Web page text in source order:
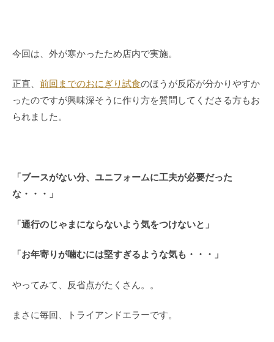
今回は、外が寒かったため店内で実施。
正直、 前回までのおにぎり試食のほうが反応が分かりやすか
ったのですが興味深そうに作り方を質問してくださる方もお
られました。
「ブースがない分、ユニフォームに工夫が必要だった
な・・・」
「通行のじゃまにならないよう気をつけないと」
「お年寄りが噛むには堅すぎるような気も・・・」
やってみて、反省点がたくさん。。
まさに毎回、トライアンドエラーです。